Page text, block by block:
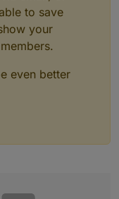
to save
your
even better